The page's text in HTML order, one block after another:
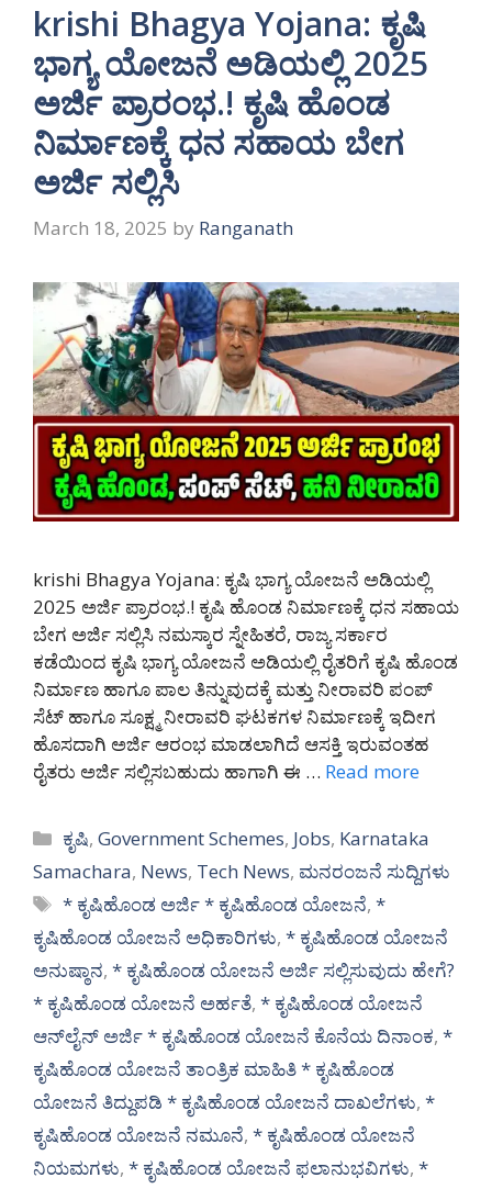
krishi Bhagya Yojana: ಕೃಷಿ
ಭಾಗ್ಯ ಯೋಜನೆ ಅಡಿಯಲ್ಲಿ 2025
ಅರ್ಜಿ ಪ್ರಾರಂಭ.! ಕೃಷಿ ಹೊಂಡ
ನಿರ್ಮಾಣಕ್ಕೆ ಧನ ಸಹಾಯ ಬೇಗ
ಅರ್ಜಿ ಸಲ್ಲಿಸಿ
March 18, 2025 by Ranganath
krishi Bhagya Yojana: ಕೃಷಿ ಭಾಗ್ಯ ಯೋಜನೆ ಅಡಿಯಲ್ಲಿ
2025 ಅರ್ಜಿ ಪ್ರಾರಂಭ.! ಕೃಷಿ ಹೊಂಡ ನಿರ್ಮಾಣಕ್ಕೆ ಧನ ಸಹಾಯ
ಬೇಗ ಅರ್ಜಿ ಸಲ್ಲಿಸಿ ನಮಸ್ಕಾರ ಸ್ನೇಹಿತರೆ, ರಾಜ್ಯ ಸರ್ಕಾರ
ಕಡೆಯಿಂದ ಕೃಷಿ ಭಾಗ್ಯ ಯೋಜನೆ ಅಡಿಯಲ್ಲಿ ರೈತರಿಗೆ ಕೃಷಿ ಹೊಂಡ
ನಿರ್ಮಾಣ ಹಾಗೂ ಪಾಲ ತಿನ್ನುವುದಕ್ಕೆ ಮತ್ತು ನೀರಾವರಿ ಪಂಪ್
ಸೆಟ್ ಹಾಗೂ ಸೂಕ್ಷ್ಮ ನೀರಾವರಿ ಘಟಕಗಳ ನಿರ್ಮಾಣಕ್ಕೆ ಇದೀಗ
ಹೊಸದಾಗಿ ಅರ್ಜಿ ಆರಂಭ ಮಾಡಲಾಗಿದೆ ಆಸಕ್ತಿ ಇರುವಂತಹ
ರೈತರು ಅರ್ಜಿ ಸಲ್ಲಿಸಬಹುದು ಹಾಗಾಗಿ ಈ … Read more
Categories
ಕೃಷಿ,Government Schemes, Jobs, Karnataka
Samachara, News, Tech News, ಮನರಂಜನೆ ಸುದ್ದಿಗಳು
Tags
* ಕೃಷಿಹೊಂಡ ಅರ್ಜಿ * ಕೃಷಿಹೊಂಡ ಯೋಜನೆ,*
ಕೃಷಿಹೊಂಡ ಯೋಜನೆ ಅಧಿಕಾರಿಗಳು, * ಕೃಷಿಹೊಂಡ ಯೋಜನೆ
ಅನುಷ್ಠಾನ, * ಕೃಷಿಹೊಂಡ ಯೋಜನೆ ಅರ್ಜಿ ಸಲ್ಲಿಸುವುದು ಹೇಗೆ?
* ಕೃಷಿಹೊಂಡ ಯೋಜನೆ ಅರ್ಹತೆ, * ಕೃಷಿಹೊಂಡ ಯೋಜನೆ
ಆನ್‌ಲೈನ್ ಅರ್ಜಿ * ಕೃಷಿಹೊಂಡ ಯೋಜನೆ ಕೊನೆಯ ದಿನಾಂಕ, *
ಕೃಷಿಹೊಂಡ ಯೋಜನೆ ತಾಂತ್ರಿಕ ಮಾಹಿತಿ * ಕೃಷಿಹೊಂಡ
ಯೋಜನೆ ತಿದ್ದುಪಡಿ * ಕೃಷಿಹೊಂಡ ಯೋಜನೆ ದಾಖಲೆಗಳು, *
ಕೃಷಿಹೊಂಡ ಯೋಜನೆ ನಮೂನೆ, * ಕೃಷಿಹೊಂಡ ಯೋಜನೆ
ನಿಯಮಗಳು, * ಕೃಷಿಹೊಂಡ ಯೋಜನೆ ಫಲಾನುಭವಿಗಳು, *